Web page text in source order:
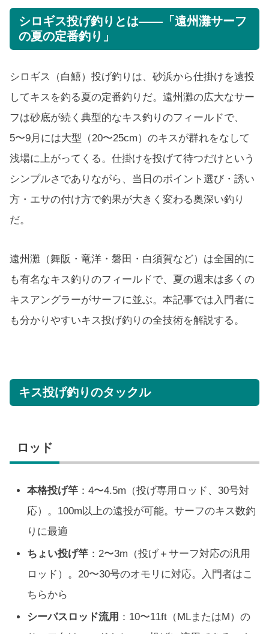
シロギス投げ釣りとは——「遠州灘サーフ
の夏の定番釣り」
シロギス（白鱚）投げ釣りは、砂浜から仕掛けを遠投
してキスを釣る夏の定番釣りだ。遠州灘の広大なサー
フは砂底が続く典型的なキス釣りのフィールドで、
5〜9月には大型（20〜25cm）のキスが群れをなして
浅場に上がってくる。仕掛けを投げて待つだけという
シンプルさでありながら、当日のポイント選び・誘い
方・エサの付け方で釣果が大きく変わる奥深い釣り
だ。
遠州灘（舞阪・竜洋・磐田・白須賀など）は全国的に
も有名なキス釣りのフィールドで、夏の週末は多くの
キスアングラーがサーフに並ぶ。本記事では入門者に
も分かりやすいキス投げ釣りの全技術を解説する。
キス投げ釣りのタックル
ロッド
本格投げ竿 ：4〜4.5m（投げ専用ロッド、30号対
応）。100m以上の遠投が可能。サーフのキス数釣
りに最適
ちょい投げ竿 ：2〜3m（投げ＋サーフ対応の汎用
ロッド）。20〜30号のオモリに対応。入門者はこ
ちらから
シーバスロッド流用 ：10〜11ft（MLまたはM）の